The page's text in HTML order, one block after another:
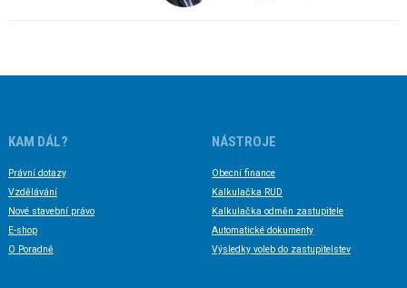
KAM DÁL?
Právní dotazy
Vzdělávání
Nové stavební právo
E-shop
O Poradně
NÁSTROJE
Obecní finance
Kalkulačka RUD
Kalkulačka odměn zastupitele
Automatické dokumenty
Výsledky voleb do zastupitelstev